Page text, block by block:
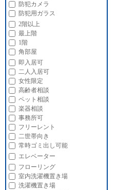
防犯カメラ
防犯用ガラス
2階以上
最上階
1階
角部屋
即入居可
二人入居可
女性限定
高齢者相談
ペット相談
楽器相談
事務所可
フリーレント
二世帯向き
常時ゴミ出し可能
エレベーター
フローリング
室内洗濯機置き場
洗濯機置き場